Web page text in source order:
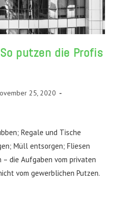
putzen die Profis
25, 2020
Regale und Tische
Müll entsorgen; Fliesen
die Aufgaben vom privaten
vom gewerblichen Putzen.